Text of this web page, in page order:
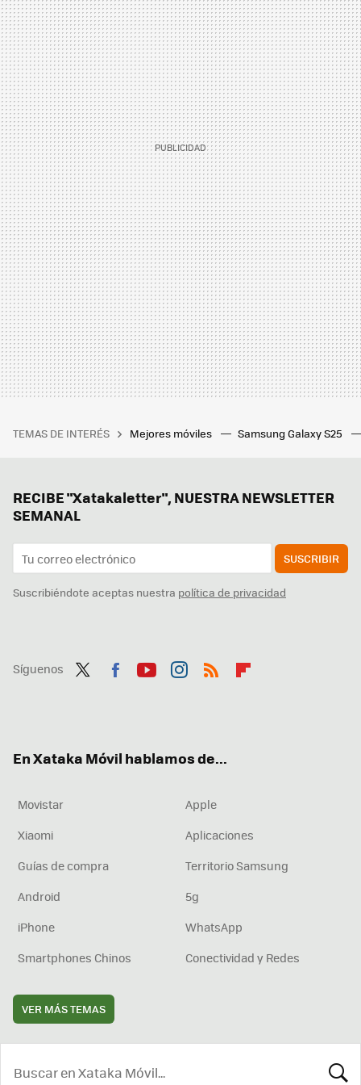
TEMAS DE INTERÉS Mejores móviles Samsung Galaxy S25
RECIBE "Xatakaletter", NUESTRA NEWSLETTER
SEMANAL
SUSCRIBIR
Suscribiéndote aceptas nuestra política de privacidad
Síguenos
En Xataka Móvil hablamos de...
Movistar
Apple
Xiaomi
Aplicaciones
Guías de compra
Territorio Samsung
Android
5g
iPhone
WhatsApp
Smartphones Chinos
Conectividad y Redes
VER MÁS TEMAS